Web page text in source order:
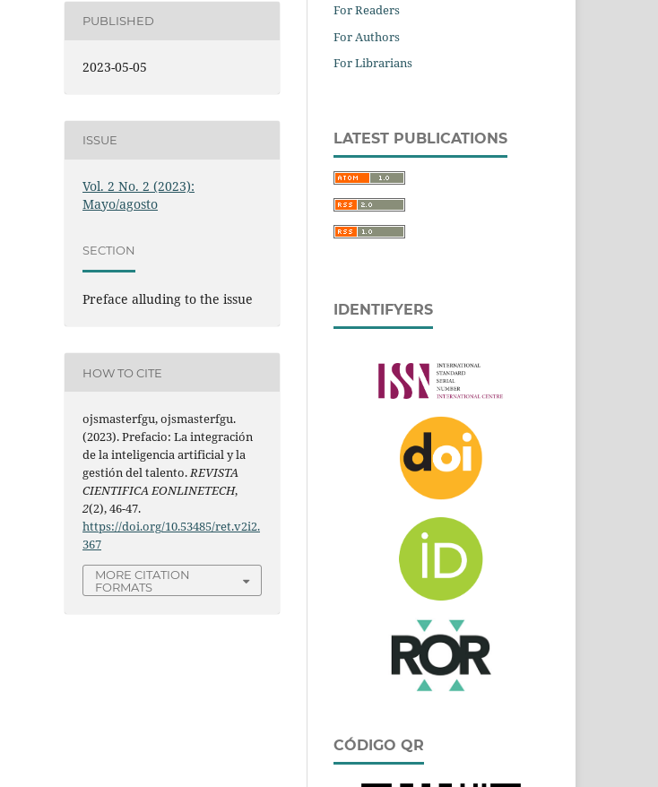
PUBLISHED
2023-05-05
ISSUE
Vol. 2 No. 2 (2023):
Mayo/agosto
SECTION
Preface alluding to the issue
HOW TO CITE
ojsmasterfgu, ojsmasterfgu.
(2023). Prefacio: La integración
de la inteligencia artificial y la
gestión del talento.REVISTA
CIENTIFICA EONLINETECH,
2(2), 46-47.
https://doi.org/10.53485/ret.v2i2.
367
MORE CITATION
FORMATS
For Readers
For Authors
For Librarians
LATEST PUBLICATIONS
IDENTIFYERS
CÓDIGO QR